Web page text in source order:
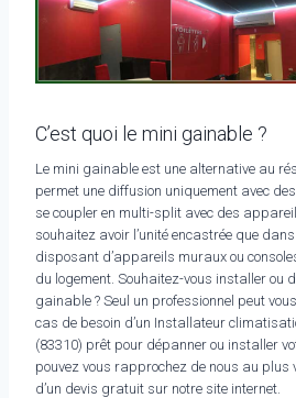
C’est quoi le mini gainable ?
Le mini gainable est une alternative au
permet une diffusion uniquement avec
se coupler en multi-split avec des
souhaitez avoir l’unité encastrée que
disposant d’appareils muraux ou
du logement. Souhaitez-vous installer ou
gainable ? Seul un professionnel peut
cas de besoin d’un Installateur
(83310) prêt pour dépanner ou installer
pouvez vous rapprochez de nous au plus
d’un devis gratuit sur notre site internet.